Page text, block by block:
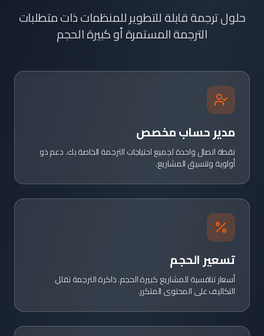
حلول ترجمة قابلة للتطوير للمنظمات ذات متطلبات
الترجمة المستمرة أو كبيرة الحجم
مدير حساب مخصص
نقطة اتصال واحدة لجميع احتياجات الترجمة الخاصة بك. دعم ذو
أولوية وتنسيق المشاريع.
تسعير الحجم
أسعار تنافسية للمشاريع كبيرة الحجم. ذاكرة الترجمة تقلل
التكاليف على المحتوى المتكرر.